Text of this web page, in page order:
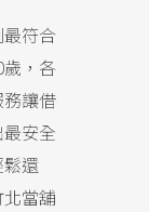
符合
，各
讓借
安全
還
當舖